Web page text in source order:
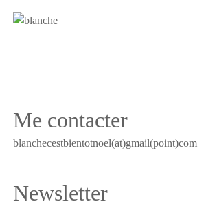
Me contacter
blanchecestbientotnoel(at)gmail(point)com
Newsletter